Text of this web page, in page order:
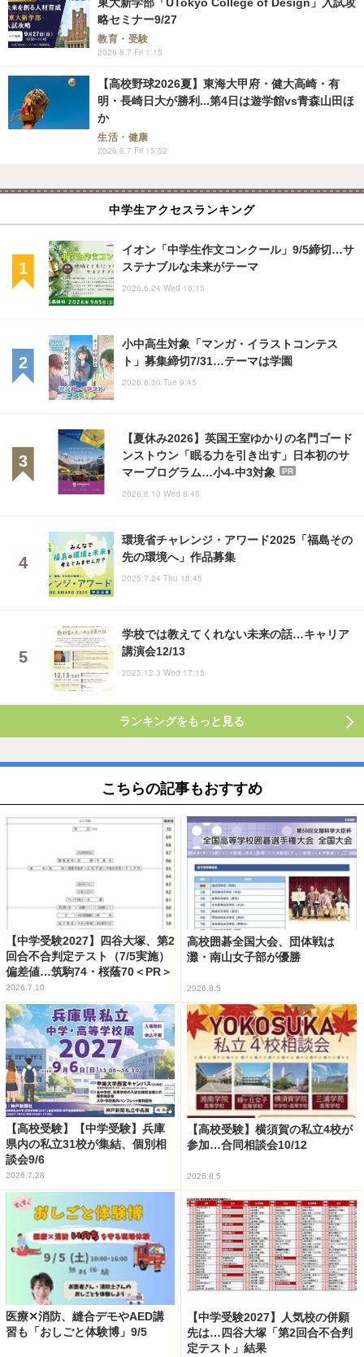
略セミナー9/27
教育・受験
2026.8.7 Fri 1:15
【高校野球2026夏】東海大甲府・健大高崎・有
明・長崎日大が勝利...第4日は遊学館vs青森山田ほ
か
生活・健康
2026.8.7 Fri 15:52
中学生アクセスランキング
イオン「中学生作文コンクール」9/5締切…サ
ステナブルな未来がテーマ
2026.6.24 Wed 16:15
小中高生対象「マンガ・イラストコンテス
ト」募集締切7/31…テーマは学園
2026.6.30 Tue 9:45
【夏休み2026】英国王室ゆかりの名門ゴード
ンストウン「眠る力を引き出す」日本初のサ
マープログラム…小4-中3対象
PR
2026.6.10 Wed 8:45
環境省チャレンジ・アワード2025「福島その
先の環境へ」作品募集
2025.7.24 Thu 18:45
学校では教えてくれない未来の話…キャリア
講演会12/13
2025.12.3 Wed 17:15
ランキングをもっと見る
こちらの記事もおすすめ
【中学受験2027】四谷大塚、第2
回合不合判定テスト（7/5実施）
偏差値…筑駒74・桜蔭70＜PR＞
2026.7.10
高校囲碁全国大会、団体戦は
灘・南山女子部が優勝
2026.8.5
【高校受験】【中学受験】兵庫
県内の私立31校が集結、個別相
談会9/6
2026.7.28
【高校受験】横須賀の私立4校が
参加…合同相談会10/12
2026.8.5
医療✕消防、縫合デモやAED講
習も「おしごと体験博」9/5
【中学受験2027】人気校の併願
先は…四谷大塚「第2回合不合判
定テスト」結果